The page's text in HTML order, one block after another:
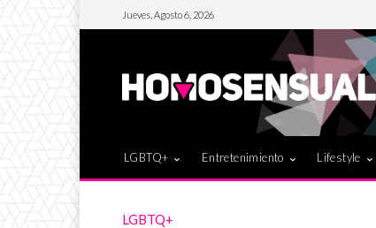
Jueves, Agosto 6, 2026
LGBTQ+ Entretenimiento Lifestyle
LGBTQ+